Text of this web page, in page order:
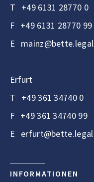
T +49 6131 28770 0
F +49 6131 28770 99
E mainz@bette.legal
Erfurt
T +49 361 34740 0
F +49 361 34740 99
E erfurt@bette.legal
INFORMATIONEN